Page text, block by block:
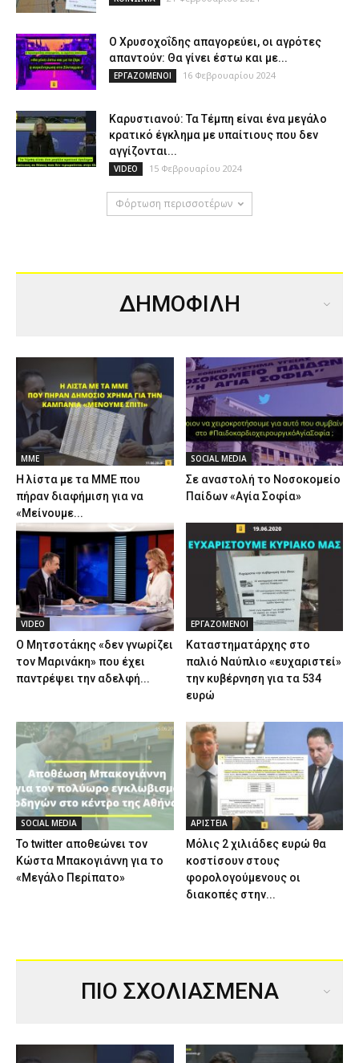
Ο Χρυσοχοΐδης απαγορεύει, οι αγρότες
απαντούν: Θα γίνει έστω και με...
ΕΡΓΑΖΟΜΕΝΟΙ 16 Φεβρουαρίου 2024
Καρυστιανού: Τα Τέμπη είναι ένα μεγάλο
κρατικό έγκλημα με υπαίτιους που δεν
αγγίζονται...
VIDEO 15 Φεβρουαρίου 2024
Φόρτωση περισσοτέρων
ΔΗΜΟΦΙΛΗ
ΜΜΕ
Η λίστα με τα ΜΜΕ που
πήραν διαφήμιση για να
«Μείνουμε...
SOCIAL MEDIA
Σε αναστολή το Νοσοκομείο
Παίδων «Αγία Σοφία»
VIDEO
Ο Μητσοτάκης «δεν γνωρίζει
τον Μαρινάκη» που έχει
παντρέψει την αδελφή...
ΕΡΓΑΖΟΜΕΝΟΙ
Καταστηματάρχης στο
παλιό Ναύπλιο «ευχαριστεί»
την κυβέρνηση για τα 534
ευρώ
SOCIAL MEDIA
Το twitter αποθεώνει τον
Κώστα Μπακογιάννη για το
«Μεγάλο Περίπατο»
ΑΡΙΣΤΕΙΑ
Μόλις 2 χιλιάδες ευρώ θα
κοστίσουν στους
φορολογούμενους οι
διακοπές στην...
ΠΙΟ ΣΧΟΛΙΑΣΜΕΝΑ